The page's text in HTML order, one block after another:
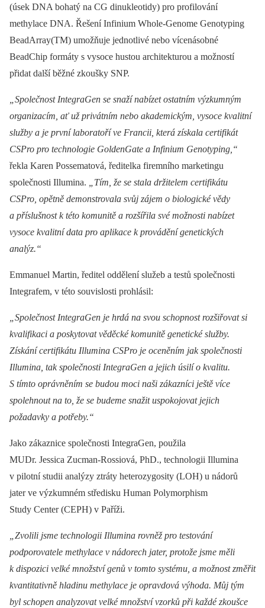
(úsek DNA bohatý na CG dinukleotidy) pro profilování
methylace DNA. Řešení Infinium Whole-Genome Genotyping
BeadArray(TM) umožňuje jednotlivé nebo vícenásobné
BeadChip formáty s vysoce hustou architekturou a možností
přidat další běžné zkoušky SNP.
„Společnost IntegraGen se snaží nabízet ostatním výzkumným
organizacím, ať už privátním nebo akademickým, vysoce kvalitní
služby a je první laboratoří ve Francii, která získala certifikát
CSPro pro technologie GoldenGate a Infinium Genotyping,“
řekla Karen Possematová, ředitelka firemního marketingu
společnosti Illumina.
„Tím, že se stala držitelem certifikátu
CSPro, opětně demonstrovala svůj zájem o biologické vědy
a příslušnost k této komunitě a rozšířila své možnosti nabízet
vysoce kvalitní data pro aplikace k provádění genetických
analýz.“
Emmanuel Martin, ředitel oddělení služeb a testů společnosti
Integrafem, v této souvislosti prohlásil:
„Společnost IntegraGen je hrdá na svou schopnost rozšiřovat si
kvalifikaci a poskytovat věděcké komunitě genetické služby.
Získání certifikátu Illumina CSPro je oceněním jak společnosti
Illumina, tak společnosti IntegraGen a jejich úsilí o kvalitu.
S tímto oprávněním se budou moci naši zákazníci ještě více
spolehnout na to, že se budeme snažit uspokojovat jejich
požadavky a po­třeby.“
Jako zákaznice společnosti IntegraGen, použila
MUDr. Jessica Zucman-Rossiová, PhD., technologii Illumina
v pilotní studii analýzy ztráty heterozygosity (LOH) u nádorů
jater ve výzkumném středisku Human Polymorphism
Study Center (CEPH) v Paříži.
„Zvolili jsme technologii Illumina rovněž pro testování
podporovatele methylace v nádorech jater, protože jsme měli
k dispozici velké množství genů v tomto systému, a možnost změřit
kvantitativně hladinu methylace je opravdová výhoda. Můj tým
byl schopen analyzovat velké množství vzorků při každé zkoušce